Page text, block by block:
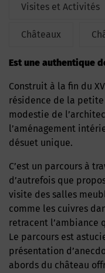
Visites et Activités
Châteaux
Est une authentique
Construit à la fin du XV ème siècle, le château fut la
résidence de la petite
modestie de
l’aménagement
désuet unique.
C’est un parcours à travers les mœurs et coutumes
d’autrefois que
visite des salles
comme les cuivres
retracent l’ambiance
Le parcours est
présentation
abords du château